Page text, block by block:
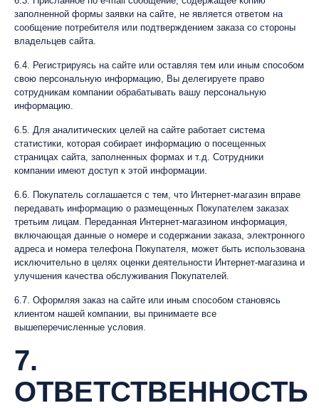
заполненной формы заявки на сайте, не является ответом на
сообщение потребителя или подтверждением заказа со стороны
владельцев сайта.
6.4. Регистрируясь на сайте или оставляя тем или иным способом
свою персональную информацию, Вы делегируете право
сотрудникам компании обрабатывать вашу персональную
информацию.
6.5. Для аналитических целей на сайте работает система
статистики, которая собирает информацию о посещенных
страницах сайта, заполненных формах и т.д. Сотрудники
компании имеют доступ к этой информации.
6.6. Покупатель соглашается с тем, что Интернет-магазин вправе
передавать информацию о размещенных Покупателем заказах
третьим лицам. Переданная Интернет-магазином информация,
включающая данные о номере и содержании заказа, электронного
адреса и номера телефона Покупателя, может быть использована
исключительно в целях оценки деятельности Интернет-магазина и
улучшения качества обслуживания Покупателей.
6.7. Оформляя заказ на сайте или иным способом становясь
клиентом нашей компании, вы принимаете все
вышеперечисленные условия.
7.
ОТВЕТСТВЕННОСТЬ